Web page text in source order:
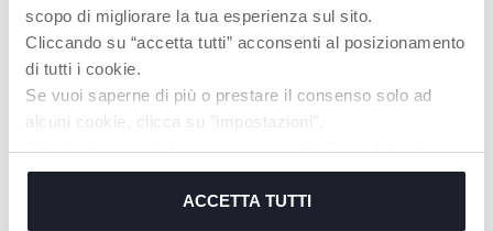
scopo di migliorare la tua esperienza sul sito.
Cliccando su “accetta tutti” acconsenti al posizionamento
di tutti i cookie.
Se vuoi saperne di più o prestare il consenso solo ad
alcuni cookie, clicca su "impostazioni".
Chiudendo questo banner acconsenti all’uso dei soli
cookie tecnici, indispensabili per fruire del servizio
ACCETTA TUTTI
Étoile tournante jouet de